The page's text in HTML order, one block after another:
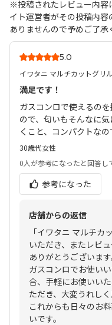
※投稿されたレビュー内容
イト運営者がその投稿内
ありませんので予めご了承
5.0
イワタニ マルチカットグリル
満足です！
ガスコンロで使えるの
ので、匂いもそんなに
くこと、コンパクトな
30歳代女性
0人が参考になったと回答し
参考になった
店舗からの返信
「イワタニ マルチカ
いただき、またレビ
ありがとうございます
ガスコンロでお使い
合、手軽にお使いい
ただき、大変うれしく
これからも日々のお
いです。